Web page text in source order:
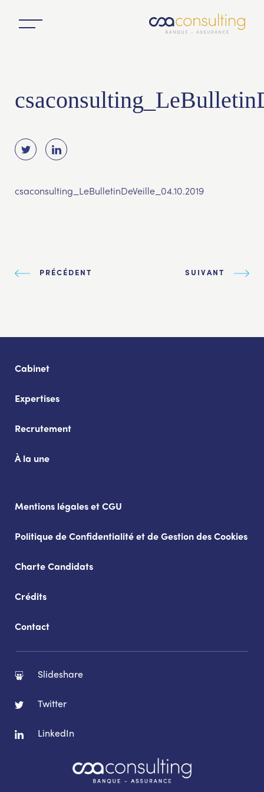
csaconsulting_LeBulletinDeVeille_04.10.2019
PRÉCÉDENT SUIVANT
Cabinet
Expertises
Recrutement
À la une
Mentions légales et CGU
Politique de Confidentialité et de Gestion des Cookies
Charte Candidats
Crédits
Contact
Slideshare
Twitter
LinkedIn